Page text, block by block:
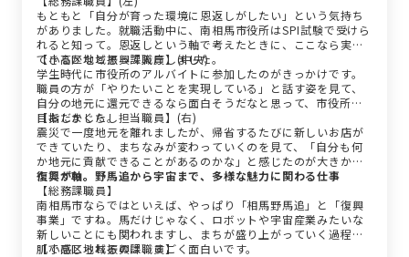
もともと「自分が育った環境に恩返しがしたい」という気持ち
がありました。就職活動中に、南相馬市役所はSPI試験で受けら
れると知って。恩返しという軸で考えたときに、ここなら実現
できるかなと思って入庁しました。
【小高区地域振興課職員】(中央)
学生時代に市役所のアルバイトに参加したのがきっかけです。
職員の方が「やりたいことを実現している」と話す姿を見て、
自分の地元に還元できるなら面白そうだなと思って、市役所を
目指しました。
【おだかぐらし担当職員】(右)
震災で一度地元を離れましたが、帰省するたびに新しいお店が
できていたり、まちなみが変わっていくのを見て、「自分も何
か地元に貢献できることがあるのかな」と感じたのが大きかっ
たですね。
復興が軸。野馬追から宇宙まで、多様な魅力に関わる仕事
【総務課職員】
南相馬市ならではといえば、やっぱり「相馬野馬追」と「復興
事業」ですね。馬だけじゃなく、ロボットや宇宙産業みたいな
新しいことにも関われますし、まちが盛り上がっていく過程を
肌で感じられるのは、すごく面白いです。
【小高区地域振興課職員】